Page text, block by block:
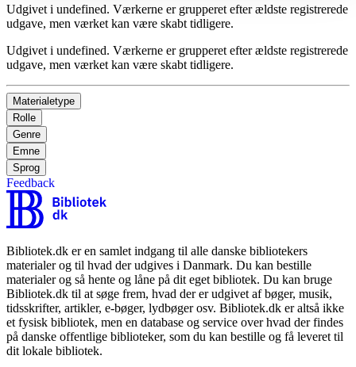
Udgivet i undefined. Værkerne er grupperet efter ældste registrerede
udgave, men værket kan være skabt tidligere.
Udgivet i undefined. Værkerne er grupperet efter ældste registrerede
udgave, men værket kan være skabt tidligere.
Materialetype
Rolle
Genre
Emne
Sprog
Feedback
Bibliotek.dk er en samlet indgang til alle danske bibliotekers
materialer og til hvad der udgives i Danmark. Du kan bestille
materialer og så hente og låne på dit eget bibliotek. Du kan bruge
Bibliotek.dk til at søge frem, hvad der er udgivet af bøger, musik,
tidsskrifter, artikler, e-bøger, lydbøger osv. Bibliotek.dk er altså ikke
et fysisk bibliotek, men en database og service over hvad der findes
på danske offentlige biblioteker, som du kan bestille og få leveret til
dit lokale bibliotek.